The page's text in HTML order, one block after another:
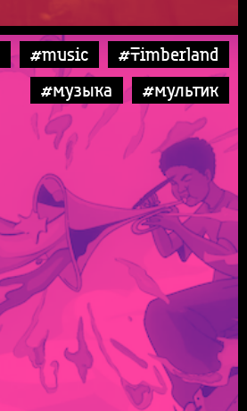
#music
#Timberland
#музыка
#мультик